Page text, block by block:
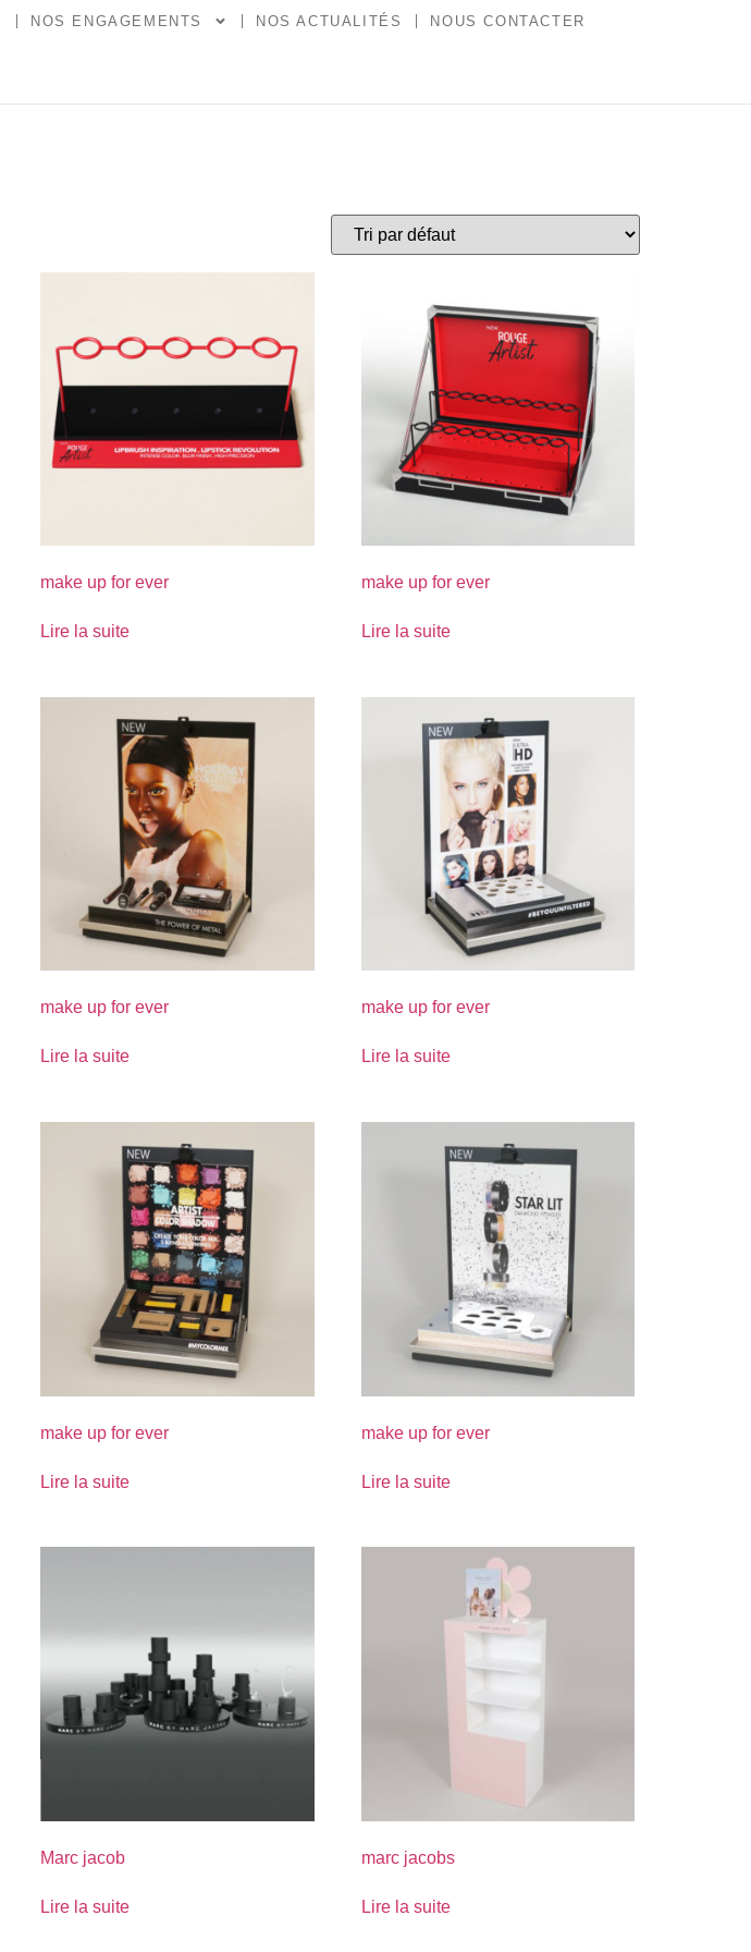
NOS ENGAGEMENTS NOS ACTUALITÉS NOUS CONTACTER
make up for ever
Lire la suite
make up for ever
Lire la suite
make up for ever
Lire la suite
make up for ever
Lire la suite
make up for ever
Lire la suite
make up for ever
Lire la suite
Marc jacob
Lire la suite
marc jacobs
Lire la suite